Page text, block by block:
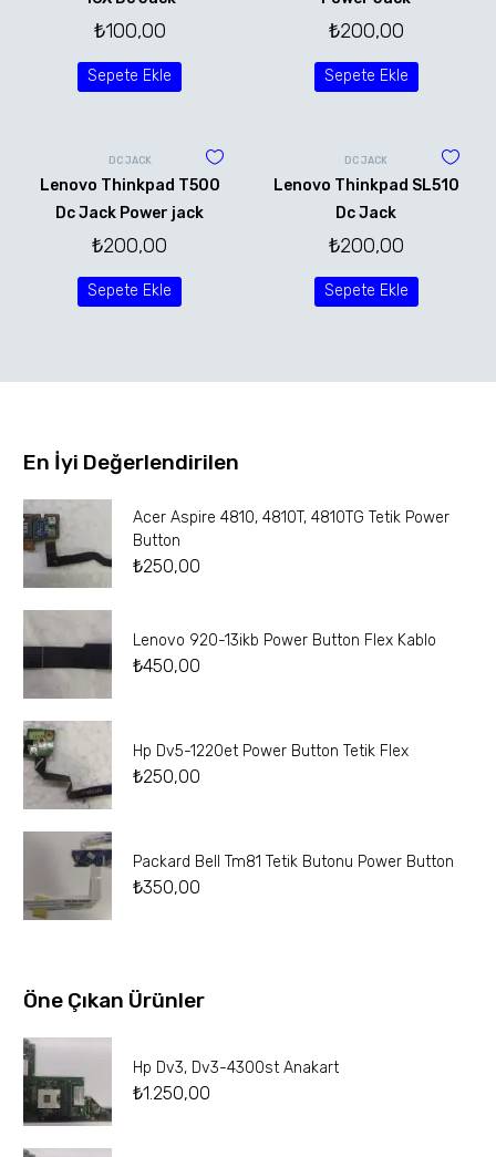
₺100,00
Sepete Ekle
₺200,00
Sepete Ekle
DC JACK
Lenovo Thinkpad T500
Dc Jack Power jack
₺200,00
Sepete Ekle
DC JACK
Lenovo Thinkpad SL510
Dc Jack
₺200,00
Sepete Ekle
En İyi Değerlendirilen
Acer Aspire 4810, 4810T, 4810TG Tetik Power
Button
₺250,00
Lenovo 920-13ikb Power Button Flex Kablo
₺450,00
Hp Dv5-1220et Power Button Tetik Flex
₺250,00
Packard Bell Tm81 Tetik Butonu Power Button
₺350,00
Öne Çıkan Ürünler
Hp Dv3, Dv3-4300st Anakart
₺1.250,00